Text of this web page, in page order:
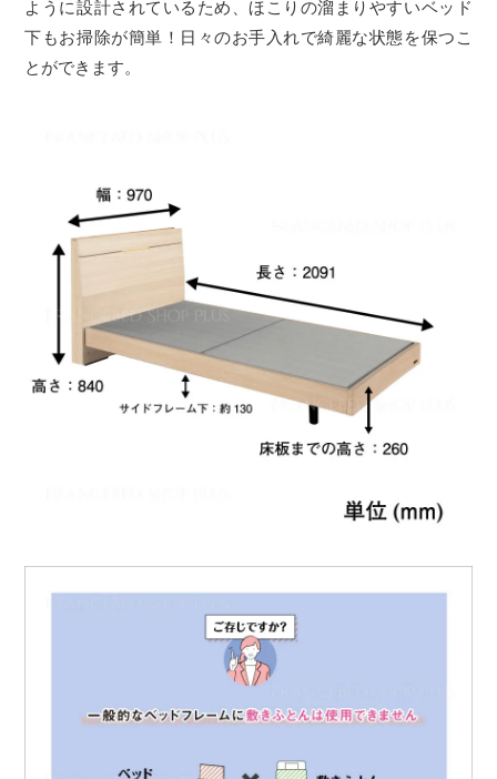
ように設計されているため、ほこりの溜まりやすいベッド
下もお掃除が簡単！日々のお手入れで綺麗な状態を保つこ
とができます。